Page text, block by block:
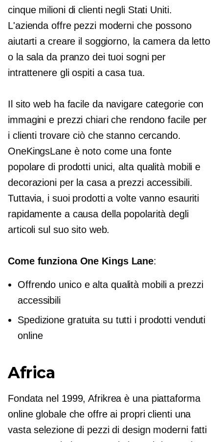
cinque milioni di clienti negli Stati Uniti.
L'azienda offre pezzi moderni che possono
aiutarti a creare il soggiorno, la camera da letto
o la sala da pranzo dei tuoi sogni per
intrattenere gli ospiti a casa tua.
Il sito web ha facile da navigarecategorie con
immagini e prezzi chiari che rendono facile per
i clienti trovare ciò che stanno cercando.
OneKingsLane è noto come una fonte
popolare di prodotti unici,alta qualità mobili e
decorazioni per la casa a prezzi accessibili.
Tuttavia, i suoi prodotti a volte vanno esauriti
rapidamente a causa della popolarità degli
articoli sul suo sito web.
Come funziona One Kings Lane:
Offrendo unico ealta qualità mobili a prezzi
accessibili
Spedizione gratuita su tutti i prodotti venduti
online
Africa
Fondata nel 1999, Afrikrea è una piattaforma
online globale che offre ai propri clienti una
vasta selezione di pezzi di design moderni fatti